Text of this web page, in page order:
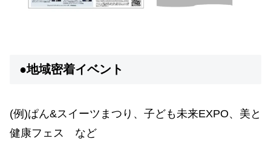
●地域密着イベント
(例)ぱん&スイーツまつり、子ども未来EXPO、美と
健康フェス など